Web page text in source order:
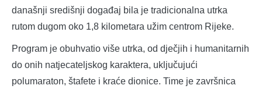
današnji središnji događaj bila je tradicionalna utrka
rutom dugom oko 1,8 kilometara užim centrom Rijeke.
Program je obuhvatio više utrka, od dječjih i humanitarnih
do onih natjecateljskog karaktera, uključujući
polumaraton, štafete i kraće dionice. Time je završnica